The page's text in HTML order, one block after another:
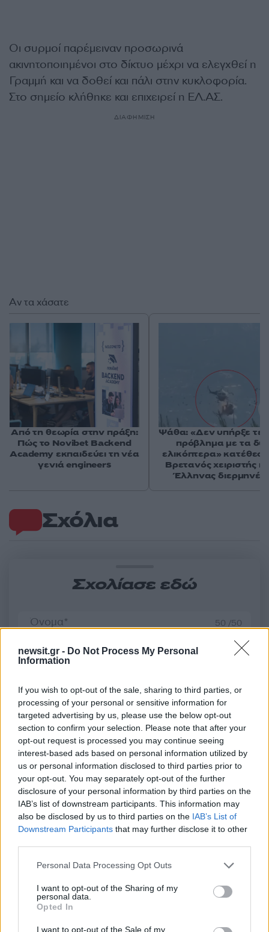
newsit.gr - Do Not Process My Personal
Information
If you wish to opt-out of the sale, sharing to third parties, or
processing of your personal or sensitive information for
targeted advertising by us, please use the below opt-out
section to confirm your selection. Please note that after your
opt-out request is processed you may continue seeing
interest-based ads based on personal information utilized by
us or personal information disclosed to third parties prior to
your opt-out. You may separately opt-out of the further
disclosure of your personal information by third parties on the
IAB’s list of downstream participants. This information may
also be disclosed by us to third parties on the IAB’s List of
Downstream Participants that may further disclose it to other
Please note that this website/app uses one or more Google
not limited to your visit or usage behaviour. You may click to
grant or deny consent to Google and its third-party tags to
use your data for below specified purposes in below Google
consent section.
Personal Data Processing Opt Outs
I want to opt-out of the Sharing of my
personal data.
Opted In
I want to opt-out of the Sale of my
Οι συρμοί παρέμειναν προσωρινά
ακινητοποιημένοι στο δίκτυο μέχρι να ελεγχθεί η
Γραμμή και να δοθεί και πάλι στην κυκλοφορία.
Στο σημείο κλήθηκε και επιχειρεί η ΕΛ.ΑΣ.
ΔΙΑΦΗΜΙΣΗ
Σχόλια
Σχολίασε εδώ
50 /50
2000 /2000
Υποβολή σχολίου
Όροι Χρήσης. Το site προστατεύεται από reCAPTCHA, ισχύουν
Πολιτική Απορρήτου &Όροι Χρήσηςτης Google.
Ελλάδα
ΗΣΑΠ
ΠΕΡΙΣΣΟΣ ΣΥΡΜΟΣ
Share:
τελευταία νέατης ημέρας
Αν τα χάσατε
Από τη θεωρία στην πράξη:
Πώς το Novibet Backend
Academy εκπαιδεύει τη νέα
γενιά engineers
Ψάθα: «Δεν υπήρξε
πρόβλημα με τα
ελικόπτερα»
Βρετανός χειριστής
Έλληνας